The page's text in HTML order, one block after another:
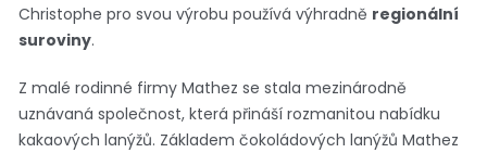
Christophe pro svou výrobu používá výhradně regionální
suroviny.
Z malé rodinné firmy Mathez se stala mezinárodně
uznávaná společnost, která přináší rozmanitou nabídku
kakaových lanýžů. Základem čokoládových lanýžů Mathez